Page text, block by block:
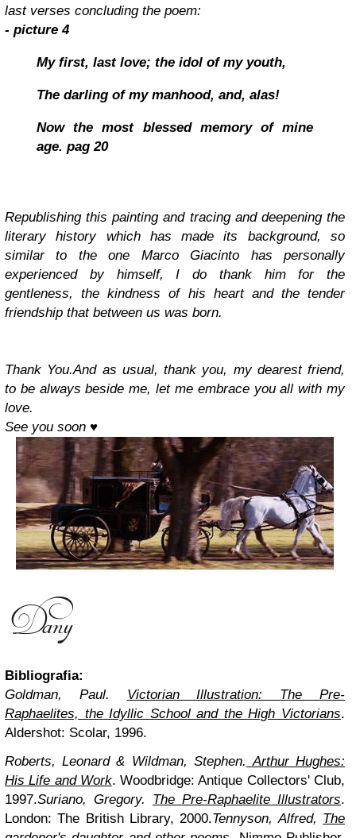
last verses concluding the poem:
- picture 4
My first, last love; the idol of my youth,
The darling of my manhood, and, alas!
Now the most blessed memory of mine
age. pag 20
Republishing this painting and tracing and deepening the
literary history which has made its background, so
similar to the one Marco Giacinto has personally
experienced by himself, I do thank him for the
gentleness, the kindness of his heart and the tender
friendship that between us was born.
Thank You.And as usual, thank you, my dearest friend,
to be always beside me, let me embrace you all with my
love.
See you soon ♥
Bibliografia:
Goldman, Paul. Victorian Illustration: The Pre-
Raphaelites, the Idyllic School and the High Victorians.
Aldershot: Scolar, 1996.
Roberts, Leonard & Wildman, Stephen. Arthur Hughes:
His Life and Work. Woodbridge: Antique Collectors' Club,
1997.Suriano, Gregory. The Pre-Raphaelite Illustrators.
London: The British Library, 2000.Tennyson, Alfred, The